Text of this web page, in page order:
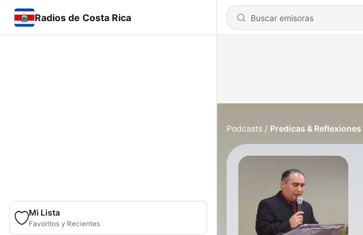
Radios de Costa Rica
Mi Lista
Favoritos y Recientes
Podcasts Predicas & Reflexiones